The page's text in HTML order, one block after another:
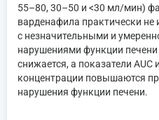
55–80, 30–50 и <30 мл/мин)
варденафила практически не
с незначительными и
нарушениями функции
снижается, а показатели
концентрации повышаются
нарушения функции печени.